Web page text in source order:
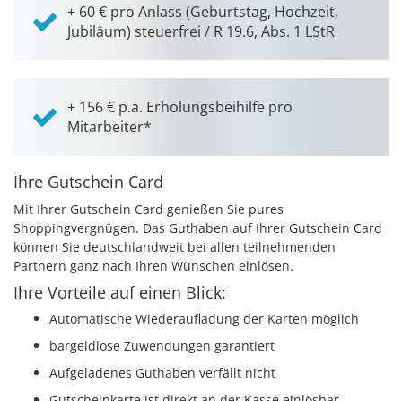
+ 60 € pro Anlass (Geburtstag, Hochzeit,
Jubiläum) steuerfrei / R 19.6, Abs. 1 LStR
+ 156 € p.a. Erholungsbeihilfe pro
Mitarbeiter*
Ihre Gutschein Card
Mit Ihrer Gutschein Card genießen Sie pures
Shoppingvergnügen. Das Guthaben auf Ihrer Gutschein Card
können Sie deutschlandweit bei allen teilnehmenden
Partnern ganz nach Ihren Wünschen einlösen.
Ihre Vorteile auf einen Blick:
Automatische Wiederaufladung der Karten möglich
bargeldlose Zuwendungen garantiert
Aufgeladenes Guthaben verfällt nicht